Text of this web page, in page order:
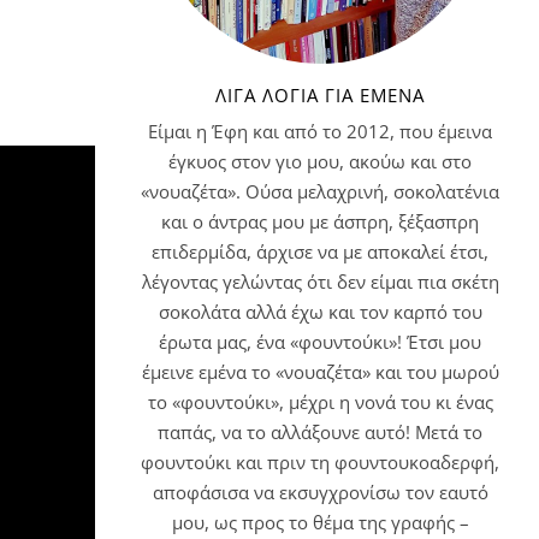
ΛΊΓΑ ΛΌΓΙΑ ΓΙΑ ΕΜΈΝΑ
Είμαι η Έφη και από το 2012, που έμεινα
έγκυος στον γιο μου, ακούω και στο
«νουαζέτα». Ούσα μελαχρινή, σοκολατένια
και ο άντρας μου με άσπρη, ξέξασπρη
επιδερμίδα, άρχισε να με αποκαλεί έτσι,
λέγοντας γελώντας ότι δεν είμαι πια σκέτη
σοκολάτα αλλά έχω και τον καρπό του
έρωτα μας, ένα «φουντούκι»! Έτσι μου
έμεινε εμένα το «νουαζέτα» και του μωρού
το «φουντούκι», μέχρι η νονά του κι ένας
παπάς, να το αλλάξουνε αυτό! Μετά το
φουντούκι και πριν τη φουντουκοαδερφή,
αποφάσισα να εκσυγχρονίσω τον εαυτό
μου, ως προς το θέμα της γραφής –